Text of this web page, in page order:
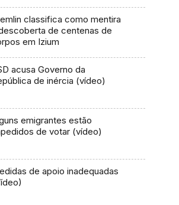
classifica como mentira
de centenas de
em Izium
acusa Governo da
de inércia (vídeo)
emigrantes estão
de votar (vídeo)
de apoio inadequadas